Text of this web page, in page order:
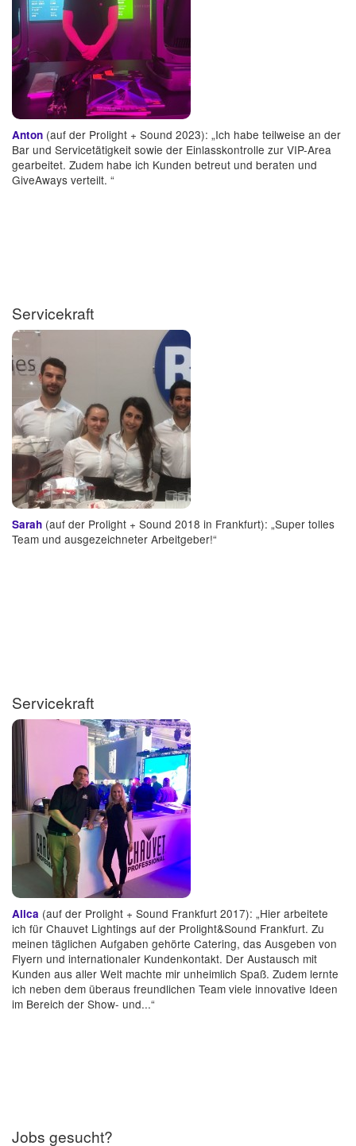
Anton (auf der Prolight + Sound 2023): „Ich habe teilweise an der
Bar und Servicetätigkeit sowie der Einlasskontrolle zur VIP-Area
gearbeitet. Zudem habe ich Kunden betreut und beraten und
GiveAways verteilt. “
Servicekraft
Sarah (auf der Prolight + Sound 2018 in Frankfurt): „Super tolles
Team und ausgezeichneter Arbeitgeber!“
Servicekraft
Alica (auf der Prolight + Sound Frankfurt 2017): „Hier arbeitete
ich für Chauvet Lightings auf der Prolight&Sound Frankfurt. Zu
meinen täglichen Aufgaben gehörte Catering, das Ausgeben von
Flyern und internationaler Kundenkontakt. Der Austausch mit
Kunden aus aller Welt machte mir unheimlich Spaß. Zudem lernte
ich neben dem überaus freundlichen Team viele innovative Ideen
im Bereich der Show- und...“
Jobs gesucht?